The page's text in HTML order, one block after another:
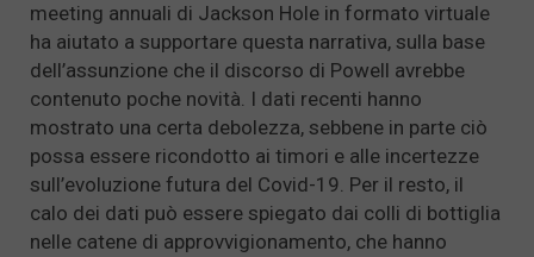
meeting annuali di Jackson Hole in formato virtuale
ha aiutato a supportare questa narrativa, sulla base
dell’assunzione che il discorso di Powell avrebbe
contenuto poche novità. I dati recenti hanno
mostrato una certa debolezza, sebbene in parte ciò
possa essere ricondotto ai timori e alle incertezze
sull’evoluzione futura del Covid-19. Per il resto, il
calo dei dati può essere spiegato dai colli di bottiglia
nelle catene di approvvigionamento, che hanno